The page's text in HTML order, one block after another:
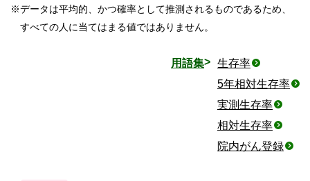
※データは平均的、かつ確率として推測されるものであるため、
すべての人に当てはまる値ではありません。
用語集
生存率
5年相対生存率
実測生存率
相対生存率
院内がん登録